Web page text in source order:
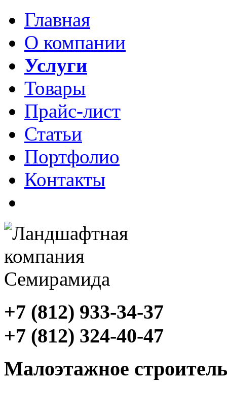
Главная
О компании
Услуги
Товары
Прайс-лист
Статьи
Портфолио
Контакты
+7 (812) 933-34-37
+7 (812) 324-40-47
Малоэтажное